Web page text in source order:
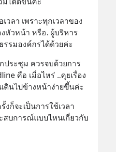
วลา เพราะทุกเวลาของ
หัวหน้า หรือ. ผู้บริหาร
รมองค์กรได้ด้วยค่ะ
ประชุม ควรจบด้วยการ
คือ เมื่อไหร่ ..คุยเรื่อง
ดินไปข้างหน้าง่ายขึ้นค่ะ
ก็จะเป็นการใช้เวลา
สบการณ์แบบไหนเกี่ยวกับ